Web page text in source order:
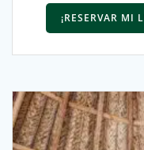
¡RESERVAR MI